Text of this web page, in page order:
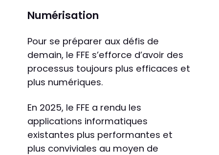
Numérisation
Pour se préparer aux défis de
demain, le FFE s’efforce d’avoir des
processus toujours plus efficaces et
plus numériques.
En 2025, le FFE a rendu les
applications informatiques
existantes plus performantes et
plus conviviales au moyen de